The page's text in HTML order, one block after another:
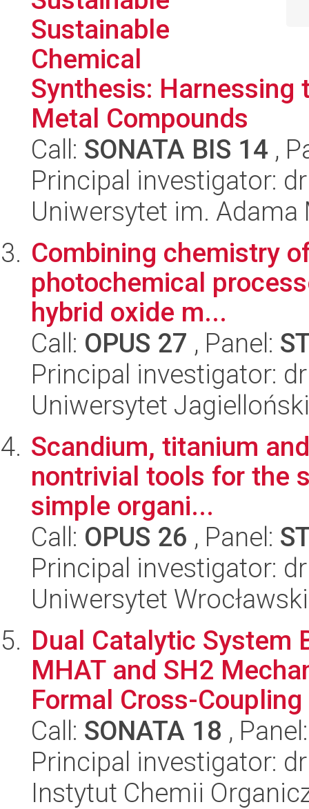
Sustainable
Chemical
Synthesis: Harnessing
Metal Compounds
Call: SONATA BIS 14 ,
Principal investigator:
Uniwersytet im.
Combining chemistry
photochemical
hybrid oxide m...
Call: OPUS 27 , Panel:
Principal investigator:
Uniwersytet Jagielloński
Scandium, titanium
nontrivial tools for the
simple organi...
Call: OPUS 26 , Panel:
Principal investigator:
Uniwersytet
Dual Catalytic System
MHAT and SH2
Formal Cross-
Call: SONATA 18 ,
Principal investigator:
Instytut Chemii